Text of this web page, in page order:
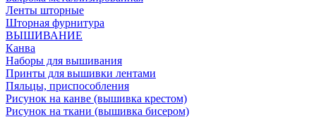
Ленты шторные
Шторная фурнитура
ВЫШИВАНИЕ
Канва
Наборы для вышивания
Принты для вышивки лентами
Пяльцы, приспособления
Рисунок на канве (вышивка крестом)
Рисунок на ткани (вышивка бисером)